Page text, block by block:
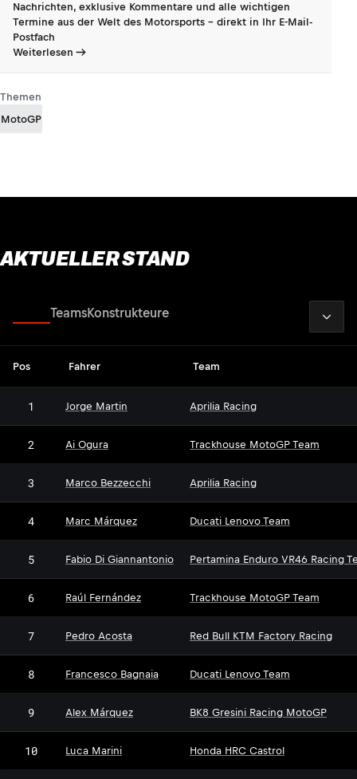
Nachrichten, exklusive Kommentare und alle wichtigen
Termine aus der Welt des Motorsports - direkt in Ihr E-Mail-
Postfach
Weiterlesen
Themen
MotoGP
AKTUELLER STAND
TeamsKonstrukteure
Pos Fahrer Team
1 Jorge Martin Aprilia Racing
2 Ai Ogura Trackhouse MotoGP Team
3 Marco Bezzecchi Aprilia Racing
4 Marc Márquez Ducati Lenovo Team
5 Fabio Di Giannantonio Pertamina Enduro VR46 Racing
6 Raúl Fernández Trackhouse MotoGP Team
7 Pedro Acosta Red Bull KTM Factory Racing
8 Francesco Bagnaia Ducati Lenovo Team
9 Alex Márquez BK8 Gresini Racing MotoGP
10 Luca Marini Honda HRC Castrol